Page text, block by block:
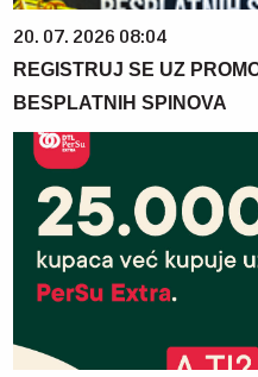
20. 07. 2026 08:04
REGISTRUJ SE UZ
BESPLATNIH SPINOVA